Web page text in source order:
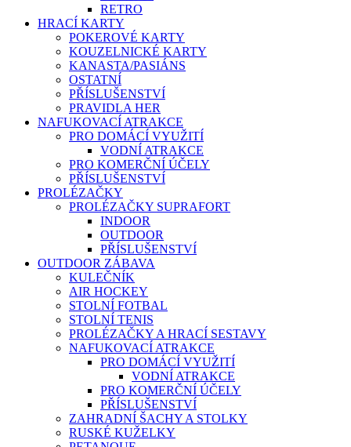
RETRO
HRACÍ KARTY
POKEROVÉ KARTY
KOUZELNICKÉ KARTY
KANASTA/PASIÁNS
OSTATNÍ
PŘÍSLUŠENSTVÍ
PRAVIDLA HER
NAFUKOVACÍ ATRAKCE
PRO DOMÁCÍ VYUŽITÍ
VODNÍ ATRAKCE
PRO KOMERČNÍ ÚČELY
PŘÍSLUŠENSTVÍ
PROLÉZAČKY
PROLÉZAČKY SUPRAFORT
INDOOR
OUTDOOR
PŘÍSLUŠENSTVÍ
OUTDOOR ZÁBAVA
KULEČNÍK
AIR HOCKEY
STOLNÍ FOTBAL
STOLNÍ TENIS
PROLÉZAČKY A HRACÍ SESTAVY
NAFUKOVACÍ ATRAKCE
PRO DOMÁCÍ VYUŽITÍ
VODNÍ ATRAKCE
PRO KOMERČNÍ ÚČELY
PŘÍSLUŠENSTVÍ
ZAHRADNÍ ŠACHY A STOLKY
RUSKÉ KUŽELKY